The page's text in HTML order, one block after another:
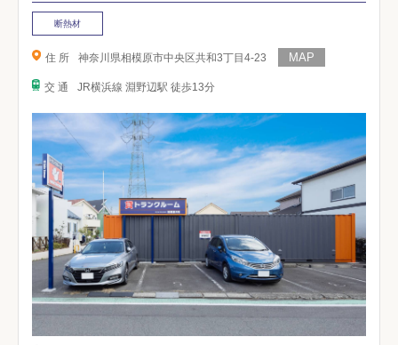
断熱材
住 所 神奈川県相模原市中央区共和3丁目4-23
交 通 JR横浜線 淵野辺駅 徒歩13分